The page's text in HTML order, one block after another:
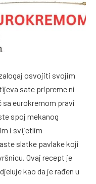
osvojiti svojim
sate pripreme ni
sa eurokremom pravi
spoj mekanog
i svijetlim
slatke pavlake koji
Ovaj recept je
kao da je rađen u